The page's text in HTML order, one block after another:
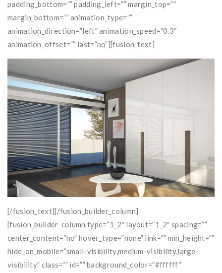
padding_bottom=”” padding_left=”” margin_top=””
margin_bottom=”” animation_type=””
animation_direction=”left” animation_speed=”0.3″
animation_offset=”” last=”no”][fusion_text]
[/fusion_text][/fusion_builder_column]
[fusion_builder_column type=”1_2″ layout=”1_2″ spacing=””
center_content=”no” hover_type=”none” link=”” min_height=””
hide_on_mobile=”small-visibility,medium-visibility,large-
visibility” class=”” id=”” background_color=”#ffffff”